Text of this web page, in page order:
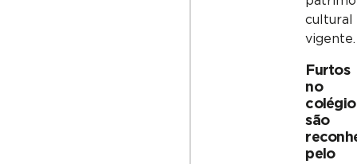
cultural
vigente.
Furtos
no
colégio
são
pelo